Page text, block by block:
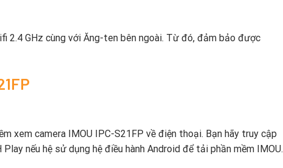
2.4 GHz cùng với Ăng-ten bên ngoài. Từ đó, đảm bảo được
xem camera IMOU IPC-S21FP về điện thoại. Bạn hãy truy cập
nếu hệ sử dụng hệ điều hành Android để tải phần mềm IMOU.